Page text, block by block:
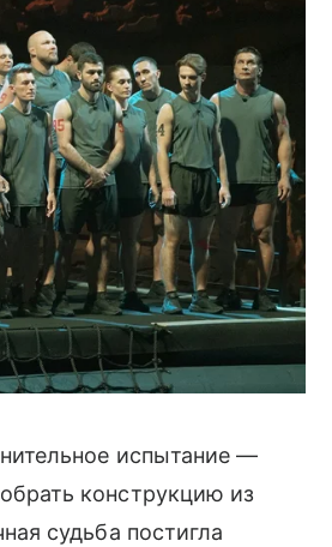
испытание —
конструкцию из
судьба постигла